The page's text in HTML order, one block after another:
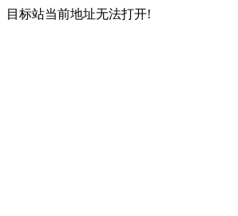
目标站当前地址无法打开!